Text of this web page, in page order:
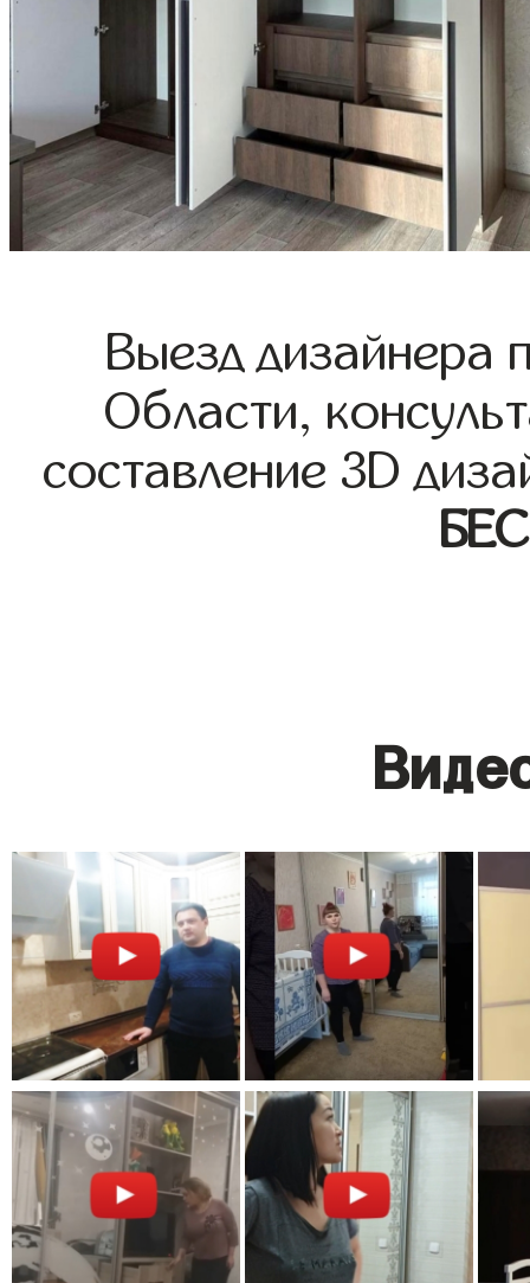
Выезд дизайнера
Области,
составление 3D